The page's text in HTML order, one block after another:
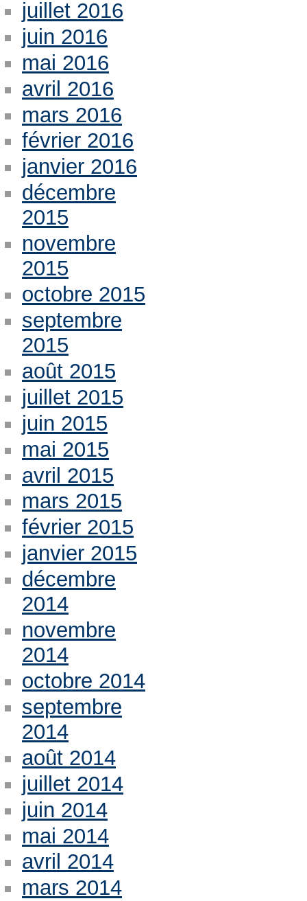
juillet 2016
juin 2016
mai 2016
avril 2016
mars 2016
février 2016
janvier 2016
décembre
2015
novembre
2015
octobre 2015
septembre
2015
août 2015
juillet 2015
juin 2015
mai 2015
avril 2015
mars 2015
février 2015
janvier 2015
décembre
2014
novembre
2014
octobre 2014
septembre
2014
août 2014
juillet 2014
juin 2014
mai 2014
avril 2014
mars 2014